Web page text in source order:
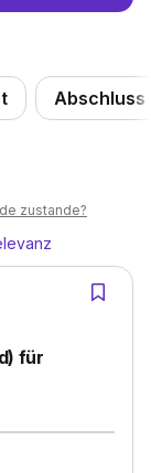
Abschluss
zustande?
für